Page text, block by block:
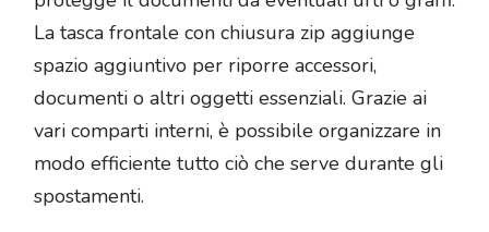
La tasca frontale con chiusura zip aggiunge
spazio aggiuntivo per riporre accessori,
documenti o altri oggetti essenziali. Grazie ai
vari comparti interni, è possibile organizzare in
modo efficiente tutto ciò che serve durante gli
spostamenti.